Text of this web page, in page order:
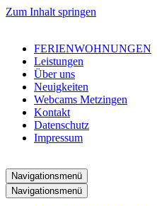
Zum Inhalt springen
FERIENWOHNUNGEN
Leistungen
Über uns
Neuigkeiten
Webcams Metzingen
Kontakt
Datenschutz
Impressum
Navigationsmenü
Navigationsmenü